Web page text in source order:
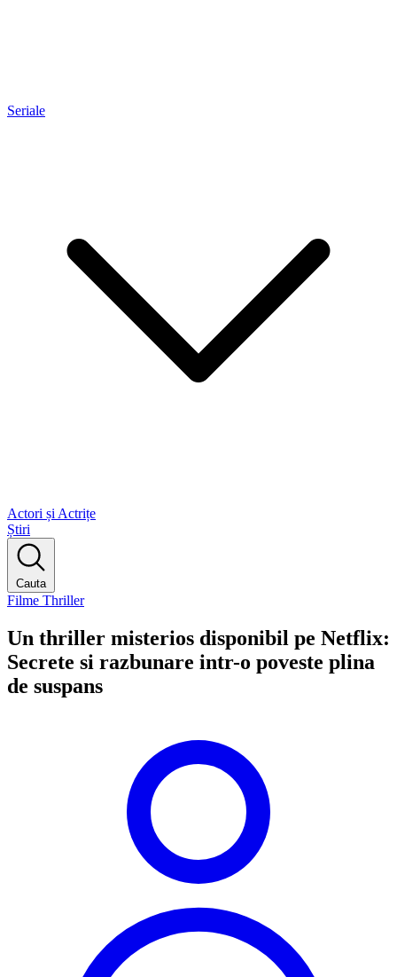
Seriale
Actori și Actrițe
Știri
Cauta
Filme Thriller
Un thriller misterios disponibil pe Netflix:
Secrete si razbunare intr-o poveste plina
de suspans